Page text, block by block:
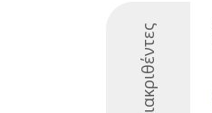
Διακριθέντες